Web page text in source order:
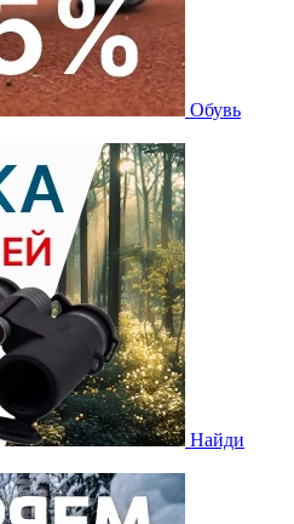
Обувь
Найди